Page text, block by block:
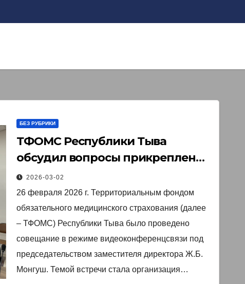
БЕЗ РУБРИКИ
ТФОМС Республики Тыва
обсудил вопросы прикрепления
застрахованных лиц
2026-03-02
26 февраля 2026 г. Территориальным фондом
обязательного медицинского страхования (далее
– ТФОМС) Республики Тыва было проведено
совещание в режиме видеоконференцсвязи под
председательством заместителя директора Ж.Б.
Монгуш. Темой встречи стала организация…